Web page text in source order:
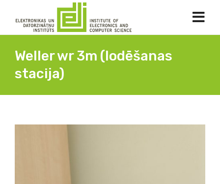
Weller wr 3m (lodēšanas
stacija)